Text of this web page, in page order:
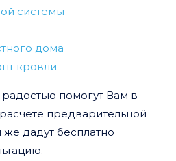
системы
дома
кровли
помогут Вам в
предварительной
же дадут бесплатно